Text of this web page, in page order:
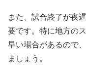
また、試合終了が夜
要です。特に地方の
早い場合があるので
ましょう。